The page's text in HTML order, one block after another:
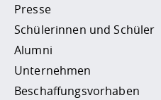
Presse
Schülerinnen und Schüler
Alumni
Unternehmen
Beschaffungsvorhaben